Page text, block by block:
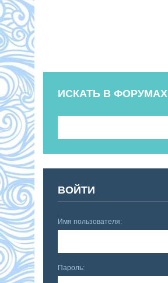
ИСКАТЬ В ФОРУМАХ
ВОЙТИ
Имя пользователя:
Пароль: